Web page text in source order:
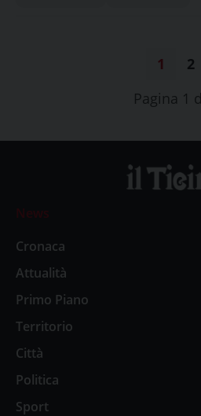
1
2
Pagina 1
News
Cronaca
Attualità
Primo Piano
Territorio
Città
Politica
Sport